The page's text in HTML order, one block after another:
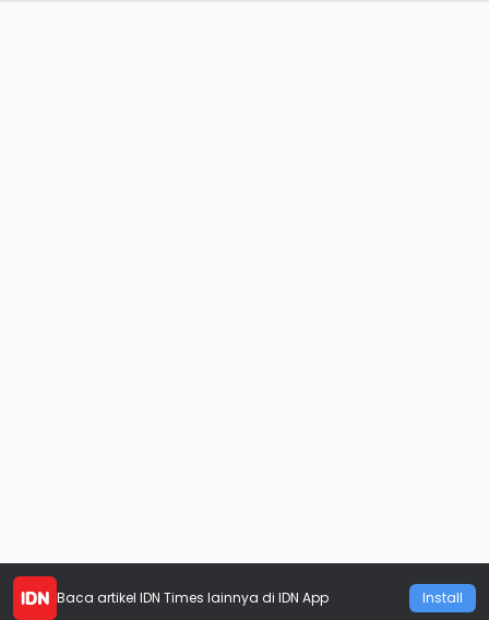
Baca artikel IDN Times lainnya di IDN App Install